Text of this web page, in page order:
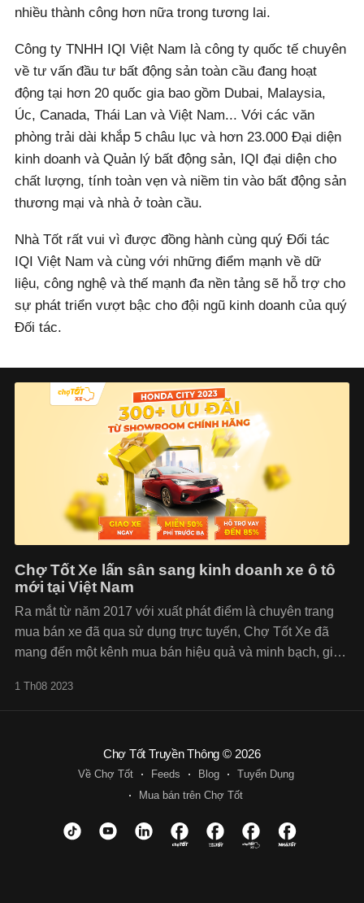
nhiều thành công hơn nữa trong tương lai.
Công ty TNHH IQI Việt Nam là công ty quốc tế chuyên
về tư vấn đầu tư bất động sản toàn cầu đang hoạt
động tại hơn 20 quốc gia bao gồm Dubai, Malaysia,
Úc, Canada, Thái Lan và Việt Nam... Với các văn
phòng trải dài khắp 5 châu lục và hơn 23.000 Đại diện
kinh doanh và Quản lý bất động sản, IQI đại diện cho
chất lượng, tính toàn vẹn và niềm tin vào bất động sản
thương mại và nhà ở toàn cầu.
Nhà Tốt rất vui vì được đồng hành cùng quý Đối tác
IQI Việt Nam và cùng với những điểm mạnh về dữ
liệu, công nghệ và thế mạnh đa nền tảng sẽ hỗ trợ cho
sự phát triển vượt bậc cho đội ngũ kinh doanh của quý
Đối tác.
Chợ Tốt Xe lấn sân sang kinh doanh xe ô tô
mới tại Việt Nam
Ra mắt từ năm 2017 với xuất phát điểm là chuyên trang
mua bán xe đã qua sử dụng trực tuyến, Chợ Tốt Xe đã
mang đến một kênh mua bán hiệu quả và minh bạch, giúp
cũng
1 Th08 2023
Chợ Tốt Truyền Thông © 2026
Về Chợ Tốt Feeds Blog
Tuyển Dụng
Mua bán trên Chợ Tốt